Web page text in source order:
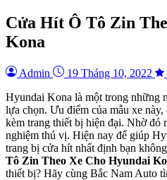
Cửa Hít Ô Tô Zin
Kona
Admin 19 Tháng 10, 2022
Hyundai Kona là một trong những
lựa chọn. Ưu điểm của mẫu xe
kèm trang thiết bị hiện đại. Nhờ đó
nghiệm thú vị. Hiện nay để giúp
trang bị cửa hít nhất định bạn
Tô Zin Theo Xe Cho Hyundai
thiết bị? Hãy cùng Bắc Nam Auto